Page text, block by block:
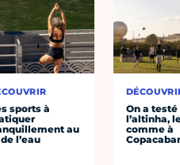
sports à
au
l’eau
On a testé
l’altinha,
comme à